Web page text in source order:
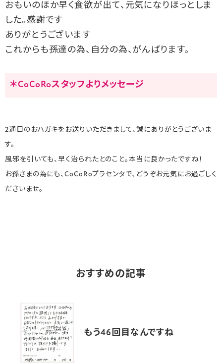
おもいのほか早く食欲が出て、元気になりほっとしま
した。感謝です
ありがとうございます
これからも孫達の為、自分の為、がんばります。
＊CoCoRoスタッフよりメッセージ
2通目のおハガキをお送りいただきまして、誠にありがとうございま
す。
風邪を引いても、早く治られたとのこと。本当に良かったですね！
お孫さまの為にも、CoCoRoプラセンタで、どうぞお元気にお過ごしく
ださいませ。
おすすめの記事
もう46回目なんですね